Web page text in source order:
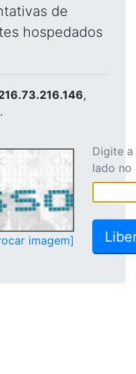
de
hospedados
,
imagem]
Digite
lado no